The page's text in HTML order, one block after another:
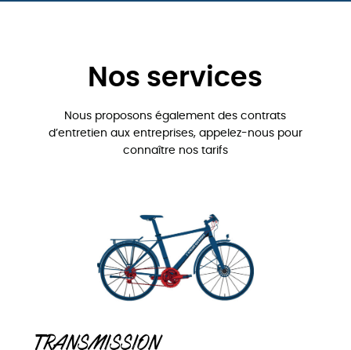
Nos services
Nous proposons également des contrats
d’entretien aux entreprises, appelez-nous pour
connaître nos tarifs
TRANSMISSION